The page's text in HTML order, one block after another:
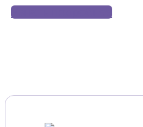
Узнать подробнее